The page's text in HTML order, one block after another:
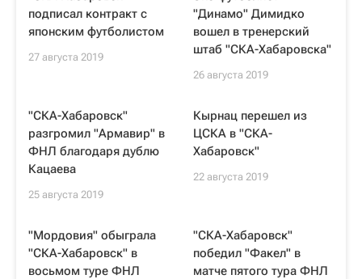
подписал контракт с
японским футболистом
27 августа 2019
"Динамо" Димидко
вошел в тренерский
штаб "СКА-Хабаровска"
26 августа 2019
"СКА-Хабаровск"
разгромил "Армавир" в
ФНЛ благодаря дублю
Кацаева
25 августа 2019
Кырнац перешел из
ЦСКА в "СКА-
Хабаровск"
22 августа 2019
"Мордовия" обыграла
"СКА-Хабаровск" в
восьмом туре ФНЛ
"СКА-Хабаровск"
победил "Факел" в
матче пятого тура ФНЛ